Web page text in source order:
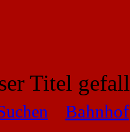
Titel
Bahnhof